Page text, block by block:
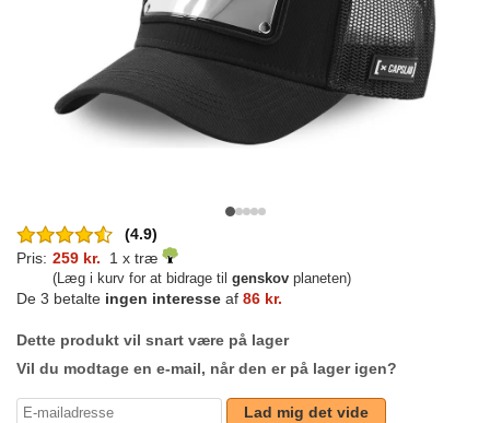
(4.9)
Pris: 259 kr. 1 x træ
(Læg i kurv for at bidrage til genskov planeten)
De 3 betalte ingen interesse af 86 kr.
Dette produkt vil snart være på lager
Vil du modtage en e-mail, når den er på lager igen?
Lad mig det vide